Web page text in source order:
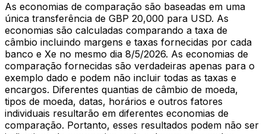
As economias de comparação são baseadas em uma
única transferência de GBP 20,000 para USD. As
economias são calculadas comparando a taxa de
câmbio incluindo margens e taxas fornecidas por cada
banco e Xe no mesmo dia 8/5/2026. As economias de
comparação fornecidas são verdadeiras apenas para o
exemplo dado e podem não incluir todas as taxas e
encargos. Diferentes quantias de câmbio de moeda,
tipos de moeda, datas, horários e outros fatores
individuais resultarão em diferentes economias de
comparação. Portanto, esses resultados podem não ser